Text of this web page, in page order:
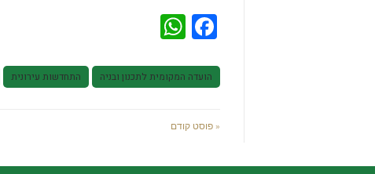
Facebook
הועדה המקומית לתכנון ובניה התחדשות עירונית
« פוסט קודם